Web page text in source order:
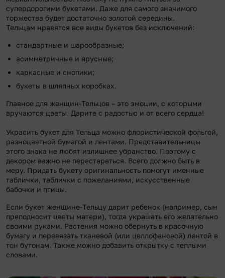
супердорогими букетами. Даже для самого значимого
торжества будет достаточно золотой середины.
Тельцам нравятся все виды букетов без исключений:
стандартные и шарообразные;
асимметричные и ярусные;
каркасные и снопики;
букеты в шляпных коробках.
Главное для женщин-Тельцов – это эмоции, с которыми
вручаются цветы. Дарите с радостью и от всего сердца!
Украсить букет для Тельца можно флористической фольгой,
разноцветной бумагой и лентами. Представительницы
этого знака не любят излишнее убранство. Поэтому с
декором важно не перестараться. Всего должно быть в
меру. Придать букету оригинальность помогут именные
таблички, таблички с пожеланиями, искусственные
бабочки и птицы.
Если букет женщине-Тельцу дарит ребенок (например, сын
преподносит цветы матери), тогда украшать его желательно
своими руками. Растения можно обернуть в красочную
бумагу и перевязать тканевой (или целлофановой) лентой в
тон бутонам. Также можно добавить открытку с теплыми
словами.